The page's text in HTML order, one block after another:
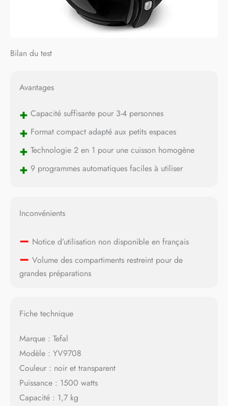
Bilan du test
Avantages
+ Capacité suffisante pour 3-4 personnes
+ Format compact adapté aux petits espaces
+ Technologie 2 en 1 pour une cuisson homogène
+ 9 programmes automatiques faciles à utiliser
Inconvénients
– Notice d’utilisation non disponible en français
– Volume des compartiments restreint pour de
grandes préparations
Fiche technique
Marque : Tefal
Modèle : YV9708
Couleur : noir et transparent
Puissance : 1500 watts
Capacité : 1,7 kg